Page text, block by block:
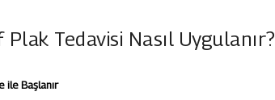
Tedavisi Nasıl Uygulanır?
ile Başlanır